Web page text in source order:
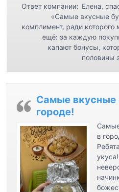
Ответ компании: Елена,
«Самые вкусные
комплимент, ради
ещё: за каждую
капают бонусы,
половины
Самые вкусные
городе!
в